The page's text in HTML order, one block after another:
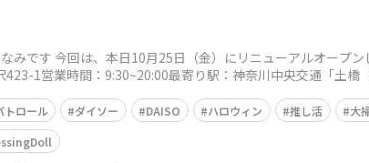
みです 今回は、本日10月25日（金）にリニューアルオープ
1営業時間：9:30~20:00最寄り駅：神奈川中央交通「土橋
トロール ダイソー DAISO ハロウィン 推し活 大